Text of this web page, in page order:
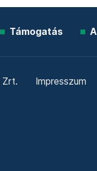
Támogatás
Zrt. Impresszum